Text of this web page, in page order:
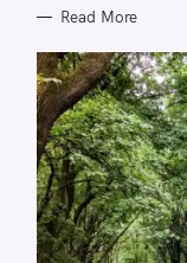
Read More